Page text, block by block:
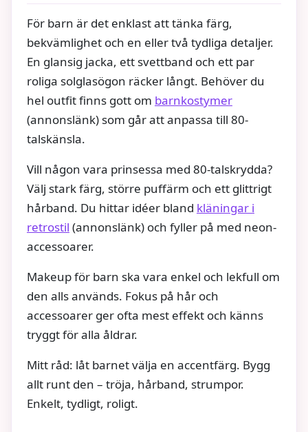
För barn är det enklast att tänka färg,
bekvämlighet och en eller två tydliga detaljer.
En glansig jacka, ett svettband och ett par
roliga solglasögon räcker långt. Behöver du
hel outfit finns gott om barnkostymer
(annonslänk) som går att anpassa till 80-
talskänsla.
Vill någon vara prinsessa med 80-talskrydda?
Välj stark färg, större puffärm och ett glittrigt
hårband. Du hittar idéer bland kläningar i
retrostil (annonslänk) och fyller på med neon-
accessoarer.
Makeup för barn ska vara enkel och lekfull om
den alls används. Fokus på hår och
accessoarer ger ofta mest effekt och känns
tryggt för alla åldrar.
Mitt råd: låt barnet välja en accentfärg. Bygg
allt runt den – tröja, hårband, strumpor.
Enkelt, tydligt, roligt.